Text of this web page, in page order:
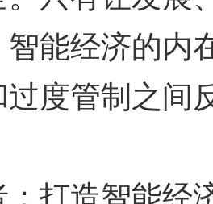
能经济的内
度管制之间
造智能经